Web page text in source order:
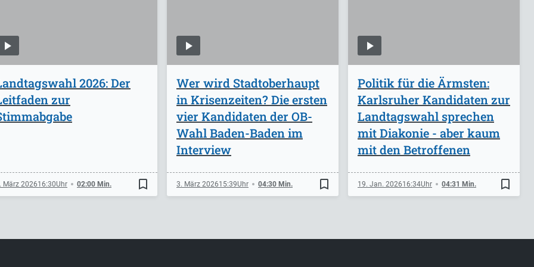
2026: Der
zur
März 202616:30 02:00 Min. bookmark_border
Wer wird Stadtoberhaupt
in Krisenzeiten? Die ersten
vier Kandidaten der OB-
Wahl Baden-Baden im
Interview
3. März 202615:39 04:30 Min. bookmark_border
Politik für die Ärmsten:
Karlsruher Kandidaten zur
Landtagswahl sprechen
mit Diakonie - aber kaum
mit den Betroffenen
19. Jan. 202616:34 04:31 Min. bookmark_border